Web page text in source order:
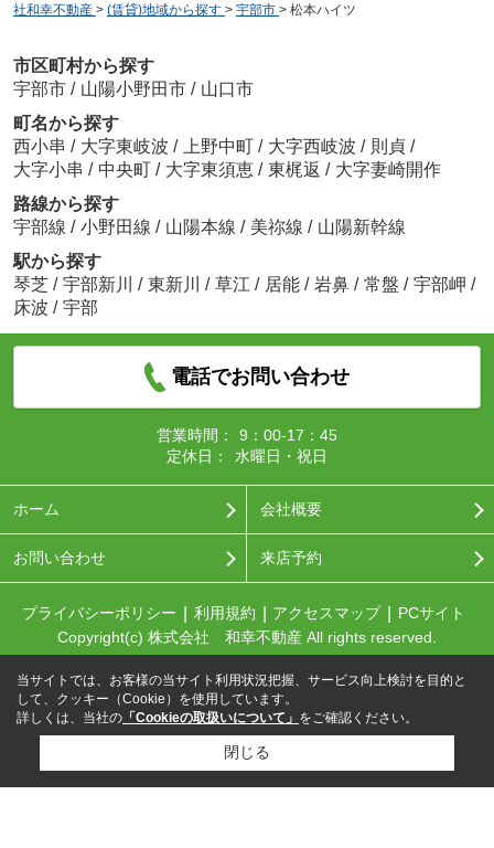
社和幸不動産 > (賃貸)地域から探す > 宇部市 > 松本ハイツ
市区町村から探す
宇部市 / 山陽小野田市 / 山口市
町名から探す
西小串 / 大字東岐波 / 上野中町 / 大字西岐波 / 則貞 /
大字小串 / 中央町 / 大字東須恵 / 東梶返 / 大字妻崎開作
路線から探す
宇部線 / 小野田線 / 山陽本線 / 美祢線 / 山陽新幹線
駅から探す
琴芝 / 宇部新川 / 東新川 / 草江 / 居能 / 岩鼻 / 常盤 / 宇部岬 /
床波 / 宇部
電話でお問い合わせ
営業時間：
9：00-17：45
定休日：
水曜日・祝日
ホーム 会社概要
お問い合わせ 来店予約
プライバシーポリシー 利用規約 アクセスマップ
PCサイト
Copyright(c) 株式会社 和幸不動産 All rights reserved.
当サイトでは、お客様の当サイト利用状況把握、サービス向上検討を目的と
して、クッキー（Cookie）を使用しています。
詳しくは、当社の 「Cookieの取扱いについて」 をご確認ください。
閉じる